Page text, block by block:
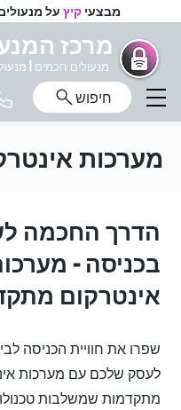
מבצעיקיץעל
מרכז
מנעולים חכמים |
חיפוש
מערכות
הדרך החכמה
בכניסה –
אינטרקום
שפרו את חוויית הכניסה
לעסק שלכם עם מערכות
מתקדמות שמשלבות